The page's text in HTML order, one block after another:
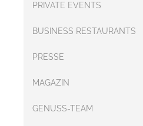
PRIVATE EVENTS
BUSINESS RESTAURANTS
PRESSE
MAGAZIN
GENUSS-TEAM